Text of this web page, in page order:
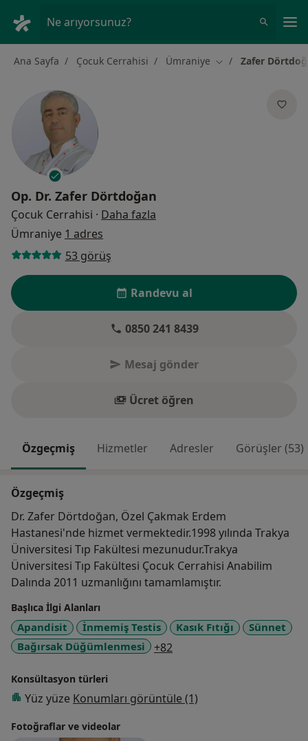
Ne arıyorsunuz?
Ana Sayfa Çocuk Cerrahisi Ümraniye Şehir değiştir
Zafer
Op. Dr. Zafer Dörtdoğan
Çocuk Cerrahisi · Daha fazla
Ümraniye 1 adres
53 görüş
Randevu al
0850 241 8439
Mesaj gönder
Ücret öğren
Özgeçmiş Hizmetler Adresler Görüşler (53)
Özgeçmiş
Dr. Zafer Dörtdoğan, Özel Çakmak Erdem
Hastanesi'nde hizmet vermektedir.1998 yılında Trakya
Üniversitesi Tıp Fakültesi mezunudur.Trakya
Üniversitesi Tıp Fakültesi Çocuk Cerrahisi Anabilim
Dalında 2011 uzmanlığını tamamlamıştır.
Başlıca İlgi Alanları
Apandisit İnmemiş Testis Kasık Fıtığı
Sünnet
Bağırsak Düğümlenmesi
+82
Konsültasyon türleri
Yüz yüze Konumları görüntüle (1)
Fotoğraflar ve videolar